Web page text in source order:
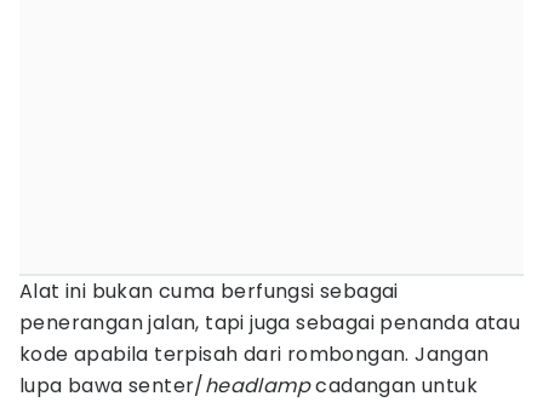
Alat ini bukan cuma berfungsi sebagai
penerangan jalan, tapi juga sebagai penanda atau
kode apabila terpisah dari rombongan. Jangan
lupa bawa senter/headlampcadangan untuk